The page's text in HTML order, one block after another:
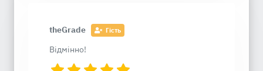
theGrade Гість
Відмінно!